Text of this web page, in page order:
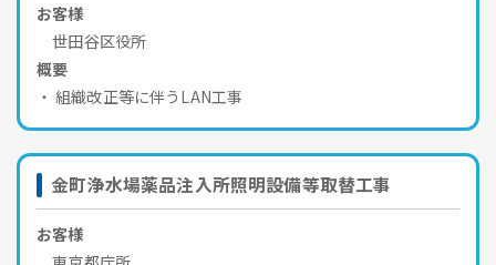
お客様
世田谷区役所
概要
組織改正等に伴うLAN工事
金町浄水場薬品注入所照明設備等取替工事
お客様